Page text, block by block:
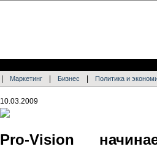
Маркетинг Бизнес Политика и
10.03.2009
Pro-Vision